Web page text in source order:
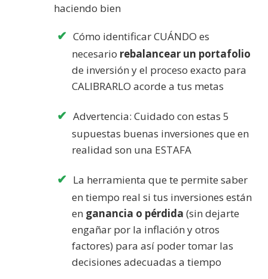
haciendo bien
Cómo identificar CUÁNDO es
necesario rebalancear un portafolio
de inversión y el proceso exacto para
CALIBRARLO acorde a tus metas
Advertencia: Cuidado con estas 5
supuestas buenas inversiones que en
realidad son una ESTAFA
La herramienta que te permite saber
en tiempo real si tus inversiones están
en ganancia o pérdida (sin dejarte
engañar por la inflación y otros
factores) para así poder tomar las
decisiones adecuadas a tiempo